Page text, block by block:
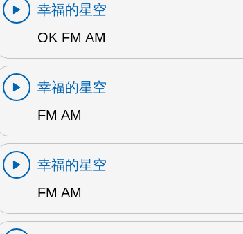
幸福的星空
OK FM AM
幸福的星空
FM AM
幸福的星空
FM AM